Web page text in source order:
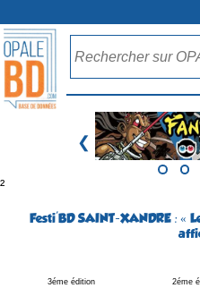
❮
²
Festi'BD SAINT-XANDRE : «
3éme édition 2éme